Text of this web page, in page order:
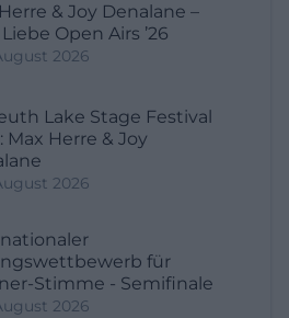
& Joy Denalane –
Open Airs ’26
2026
Lake Stage Festival
Max Herre & Joy
2026
für
Stimme - Semifinale
2026